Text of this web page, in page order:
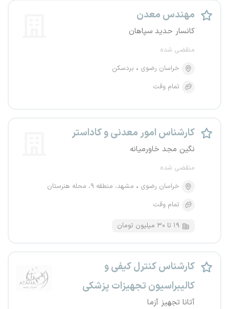
مهندس معدن
کانسار حدید سپاهان
منقضی شده
خراسان رضوی
بردسکن
تمام وقت
کارشناس امور معدنی و کاداستر
نگین مجد خاورمیانه
منقضی شده
خراسان رضوی
مشهد، منطقه ۹، محله هنرستان
تمام وقت
۱۹ تا ۳۰ میلیون تومان
کارشناس کنترل کیفی و
کالیبراسیون تجهیزات پزشکی
آتانا تجهیز آزما